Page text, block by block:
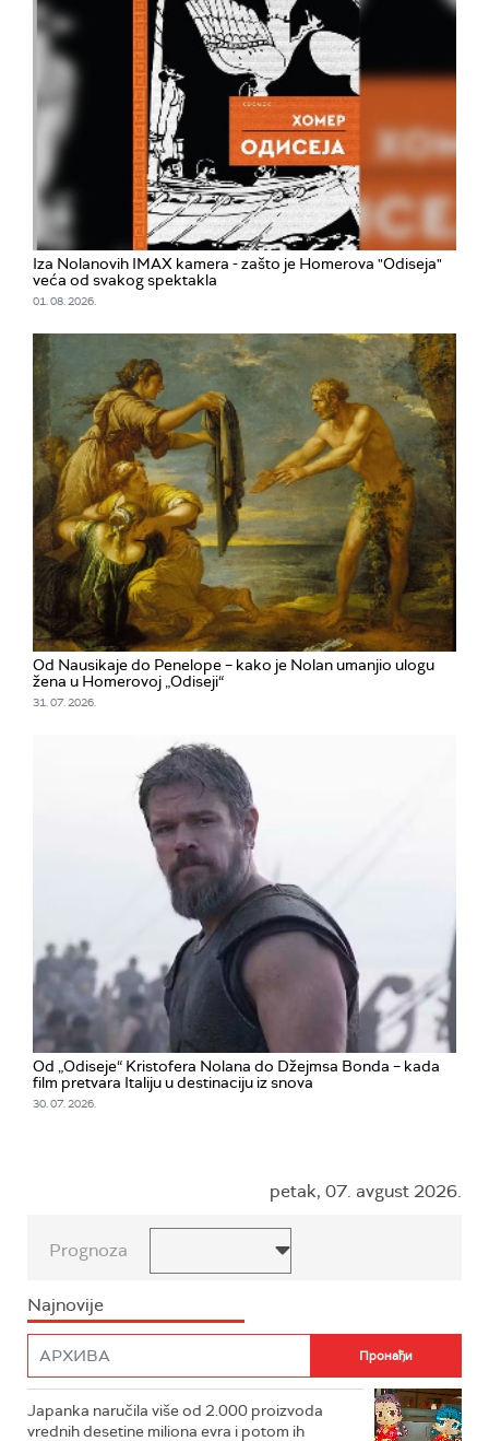
Iza Nolanovih IMAX kamera - zašto je Homerova "Odiseja"
veća od svakog spektakla
01. 08. 2026.
Od Nausikaje do Penelope – kako je Nolan umanjio ulogu
žena u Homerovoj „Odiseji“
31. 07. 2026.
Od „Odiseje“ Kristofera Nolana do Džejmsa Bonda – kada
film pretvara Italiju u destinaciju iz snova
30. 07. 2026.
petak, 07. avgust 2026.
Prognoza
Najnovije
Japanka naručila više od 2.000 proizvoda
vrednih desetine miliona evra i potom ih